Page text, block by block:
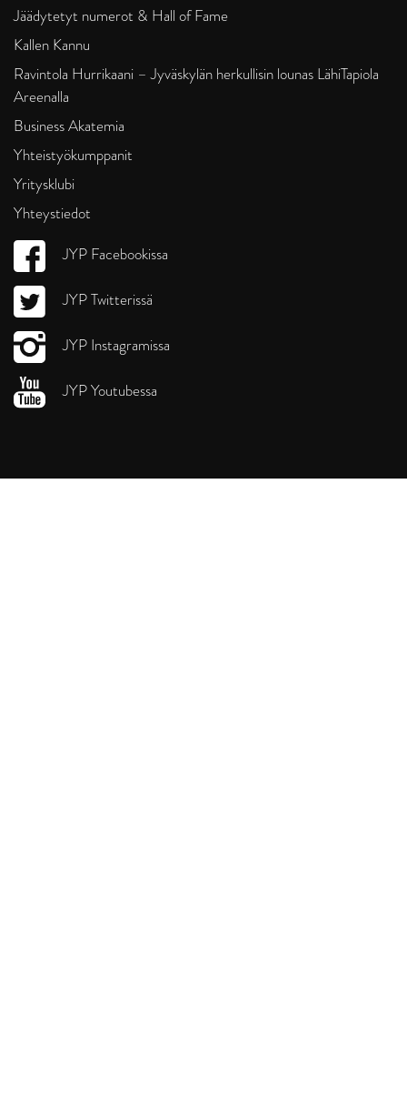
Jäädytetyt numerot & Hall of Fame
Kallen Kannu
Ravintola Hurrikaani – Jyväskylän herkullisin lounas LähiTapiola
Areenalla
Business Akatemia
Yhteistyökumppanit
Yritysklubi
Yhteystiedot
JYP Facebookissa
JYP Twitterissä
JYP Instagramissa
JYP Youtubessa